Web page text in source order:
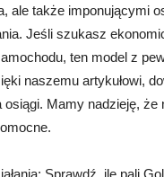
ale także imponującymi
Jeśli szukasz
ten model z
naszemu artykułowi,
osiągi. Mamy nadzieję, że